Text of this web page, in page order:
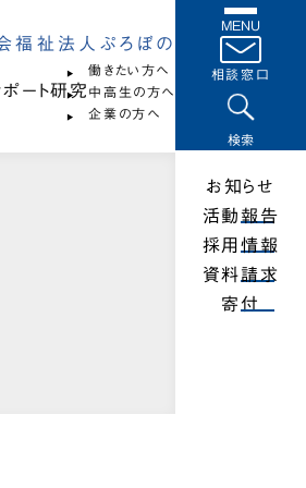
福祉法人ぷろぼの
ート研究
働きたい方へ
中高生の方へ
企業の方へ
MENU
相談窓口
検索
お知らせ
活動報告
採用情報
資料請求
寄付